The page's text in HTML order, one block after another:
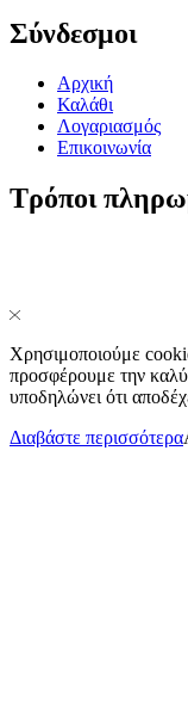
Σύνδεσμοι
Αρχική
Καλάθι
Λογαριασμός
Επικοινωνία
Τρόποι
Χρησιμοποιούμε
προσφέρουμε την
υποδηλώνει ότι
Διαβάστε περισσότερα